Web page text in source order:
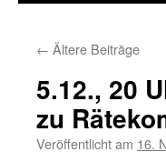
← Ältere Beiträge
5.12., 20
zu
Veröffentlicht am 16.